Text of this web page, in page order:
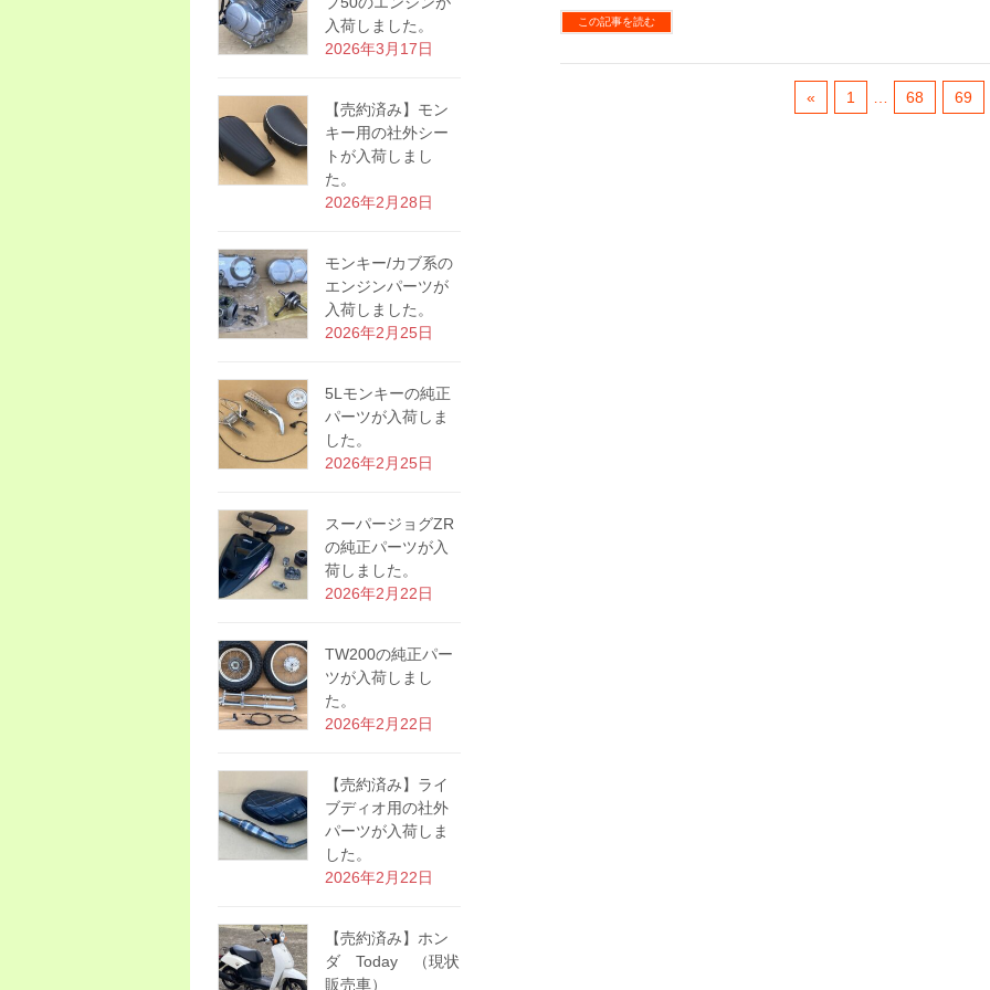
この記事を読む
« 1 68 69
入荷しました。
2026年3月17日
【売約済み】モン
キー用の社外シー
トが入荷しまし
た。
2026年2月28日
モンキー/カブ系の
エンジンパーツが
入荷しました。
2026年2月25日
5Lモンキーの純正
パーツが入荷しま
した。
2026年2月25日
スーパージョグZR
の純正パーツが入
荷しました。
2026年2月22日
TW200の純正パー
ツが入荷しまし
た。
2026年2月22日
【売約済み】ライ
ブディオ用の社外
パーツが入荷しま
した。
2026年2月22日
【売約済み】ホン
ダ Today （現状
販売車）